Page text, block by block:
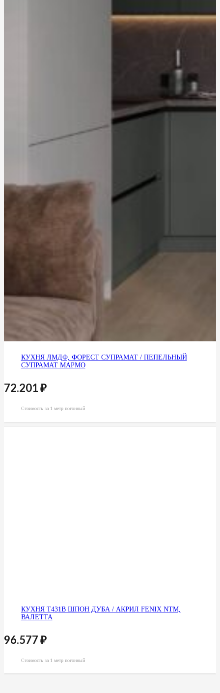
КУХНЯ ЛМДФ, ФОРЕСТ СУПРАМАТ / ПЕПЕЛЬНЫЙ
СУПРАМАТ МАРМО
72.201₽
Стоимость за 1 метр погонный
КУХНЯ Т431В ШПОН ДУБА / АКРИЛ FENIX NTM,
ВАЛЕТТА
96.577₽
Стоимость за 1 метр погонный